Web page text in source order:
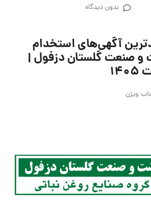
بدون دیدگاه
آگهی‌های استخدام
صنعت گلستان دزفول |
ویژن